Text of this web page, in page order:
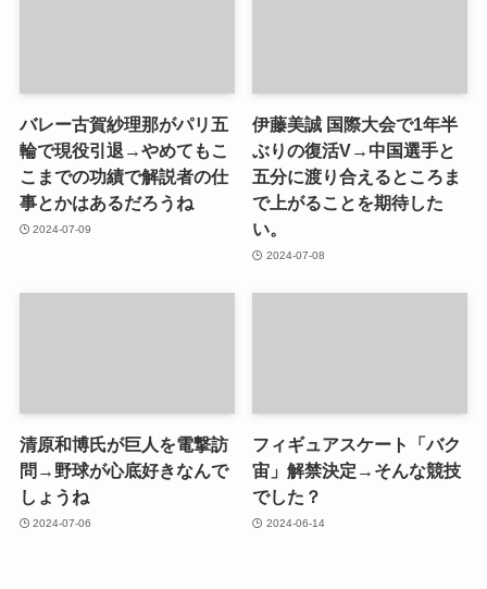
バレー古賀紗理那がパリ五
輪で現役引退→やめてもこ
こまでの功績で解説者の仕
事とかはあるだろうね
2024-07-09
伊藤美誠 国際大会で1年半
ぶりの復活V→中国選手と
五分に渡り合えるところま
で上がることを期待した
い。
2024-07-08
清原和博氏が巨人を電撃訪
問→野球が心底好きなんで
しょうね
2024-07-06
フィギュアスケート「バク
宙」解禁決定→そんな競技
でした？
2024-06-14